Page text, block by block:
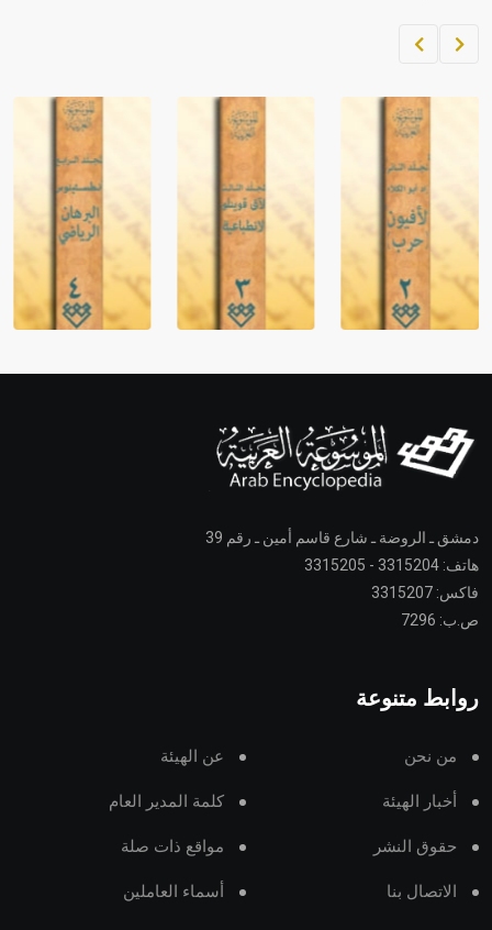
دمشق ـ الروضة ـ شارع قاسم أمين ـ رقم 39
هاتف: 3315204 - 3315205
فاكس: 3315207
ص.ب: 7296
روابط متنوعة
من نحن عن الهيئة
أخبار الهيئة كلمة المدير العام
حقوق النشر مواقع ذات صلة
الاتصال بنا أسماء العاملين